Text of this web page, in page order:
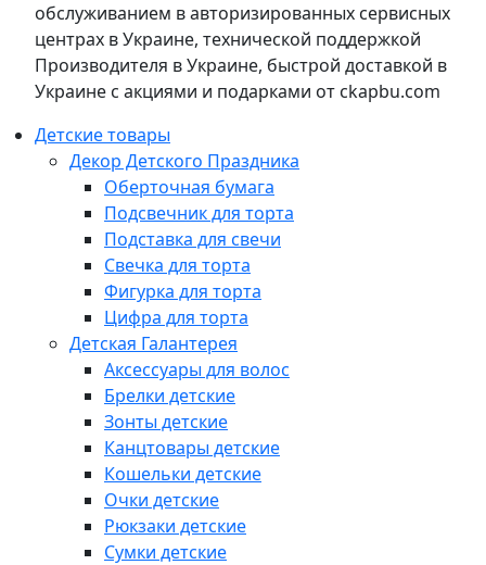
обслуживанием в авторизированных сервисных
центрах в Украине, технической поддержкой
Производителя в Украине, быстрой доставкой в
Украине с акциями и подарками от ckapbu.com
Детские товары
Декор Детского Праздника
Оберточная бумага
Подсвечник для торта
Подставка для свечи
Свечка для торта
Фигурка для торта
Цифра для торта
Детская Галантерея
Аксессуары для волос
Брелки детские
Зонты детские
Канцтовары детские
Кошельки детские
Очки детские
Рюкзаки детские
Сумки детские